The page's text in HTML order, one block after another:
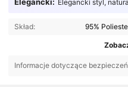
Elegancki styl,
Skład: 95%
Informacje dotyczące